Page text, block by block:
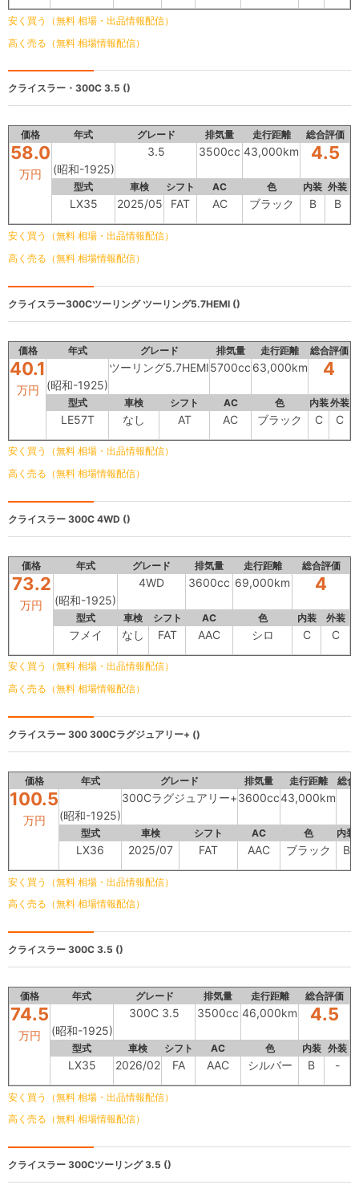
安く買う（無料 相場・出品情報配信）
高く売る（無料 相場情報配信）
クライスラー・300C 3.5 ()
価格 年式 グレード 排気量 走行距離 総合評価
58.0
万円 (昭和-1925)
3.5 3500cc 43,000km 4.5
型式 車検 シフト AC 色 内装 外装
LX35 2025/05 FAT AC ブラック B B
安く買う（無料 相場・出品情報配信）
高く売る（無料 相場情報配信）
クライスラー300Cツーリングツーリング5.7HEMI ()
価格 年式 グレード 排気量 走行距離 総合評価
40.1
万円 (昭和-1925)
ツーリング5.7HEMI5700cc 63,000km 4
型式 車検 シフト AC 色 内装外装
LE57T なし AT AC ブラック C C
安く買う（無料 相場・出品情報配信）
高く売る（無料 相場情報配信）
クライスラー 300C 4WD ()
価格 年式 グレード 排気量 走行距離 総合評価
73.2
万円 (昭和-1925)
4WD 3600cc 69,000km 4
型式 車検 シフト AC 色 内装 外装
フメイ なし FAT AAC シロ C C
安く買う（無料 相場・出品情報配信）
高く売る（無料 相場情報配信）
クライスラー 300 300Cラグジュアリー+ ()
価格 年式 グレード 排気量 走行距離 総合
100.5
万円 (昭和-1925)
300Cラグジュアリー+3600cc43,000km
型式 車検 シフト AC 色 内装
LX36 2025/07 FAT AAC ブラック B
安く買う（無料 相場・出品情報配信）
高く売る（無料 相場情報配信）
クライスラー 300C 3.5 ()
価格 年式 グレード 排気量 走行距離 総合評価
74.5
万円 (昭和-1925)
300C 3.5 3500cc 46,000km 4.5
型式 車検 シフト AC 色 内装 外装
LX35 2026/02 FA AAC シルバー B -
安く買う（無料 相場・出品情報配信）
高く売る（無料 相場情報配信）
クライスラー 300Cツーリング3.5 ()